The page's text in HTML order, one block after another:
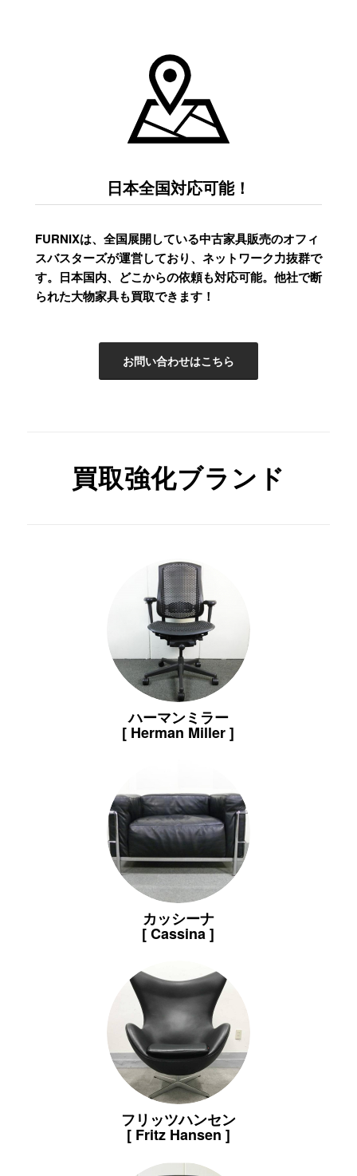
日本全国対応可能！
FURNIXは、全国展開している中古家具販売のオフィ
スバスターズが運営しており、ネットワーク力抜群で
す。日本国内、どこからの依頼も対応可能。他社で断
られた大物家具も買取できます！
お問い合わせはこちら
買取強化ブランド
ハーマンミラー
[ Herman Miller ]
カッシーナ
[ Cassina ]
フリッツハンセン
[ Fritz Hansen ]